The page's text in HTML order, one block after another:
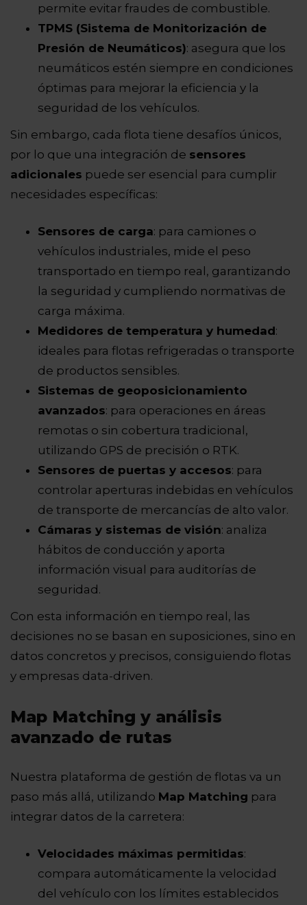
permite evitar fraudes de combustible.
TPMS (Sistema de Monitorización de
Presión de Neumáticos): asegura que los
neumáticos estén siempre en condiciones
óptimas para mejorar la eficiencia y la
seguridad de los vehículos.
Sin embargo, cada flota tiene desafíos únicos,
por lo que una integración de sensores
adicionales puede ser esencial para cumplir
necesidades específicas:
Sensores de carga: para camiones o
vehículos industriales, mide el peso
transportado en tiempo real, garantizando
la seguridad y cumpliendo normativas de
carga máxima.
Medidores de temperatura y humedad:
ideales para flotas refrigeradas o transporte
de productos sensibles.
Sistemas de geoposicionamiento
avanzados: para operaciones en áreas
remotas o sin cobertura tradicional,
utilizando GPS de precisión o RTK.
Sensores de puertas y accesos: para
controlar aperturas indebidas en vehículos
de transporte de mercancías de alto valor.
Cámaras y sistemas de visión: analiza
hábitos de conducción y aporta
información visual para auditorías de
seguridad.
Con esta información en tiempo real, las
decisiones no se basan en suposiciones, sino en
datos concretos y precisos, consiguiendo flotas
y empresas data-driven.
Map Matching y análisis
avanzado de rutas
Nuestra plataforma de gestión de flotas va un
paso más allá, utilizando Map Matching para
integrar datos de la carretera:
Velocidades máximas permitidas:
compara automáticamente la velocidad
del vehículo con los límites establecidos